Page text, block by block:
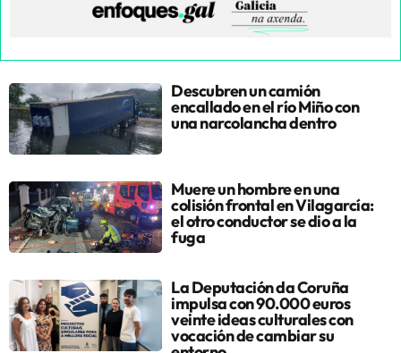
Descubren un camión
encallado en el río Miño con
una narcolancha dentro
Muere un hombre en una
colisión frontal en Vilagarcía:
el otro conductor se dio a la
fuga
La Deputación da Coruña
impulsa con 90.000 euros
veinte ideas culturales con
vocación de cambiar su